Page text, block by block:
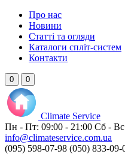
Про нас
Новини
Статті та огляди
Каталоги спліт-систем
Контакти
0 0
Climate Service
Пн - Пт: 09:00 - 21:00 Сб -
info@climateservice.com.ua
(095) 598-07-98 (050) 833-09-